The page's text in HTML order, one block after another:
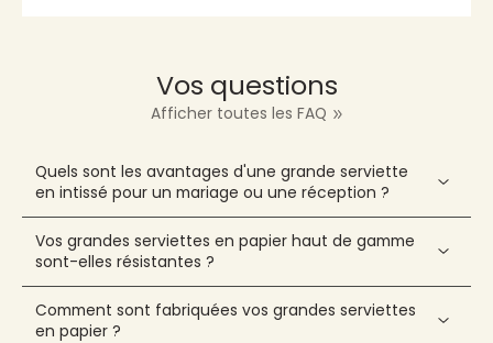
Vos questions
Afficher toutes les FAQ
Quels sont les avantages d'une grande serviette
en intissé pour un mariage ou une réception ?
Vos grandes serviettes en papier haut de gamme
sont-elles résistantes ?
Comment sont fabriquées vos grandes serviettes
en papier ?